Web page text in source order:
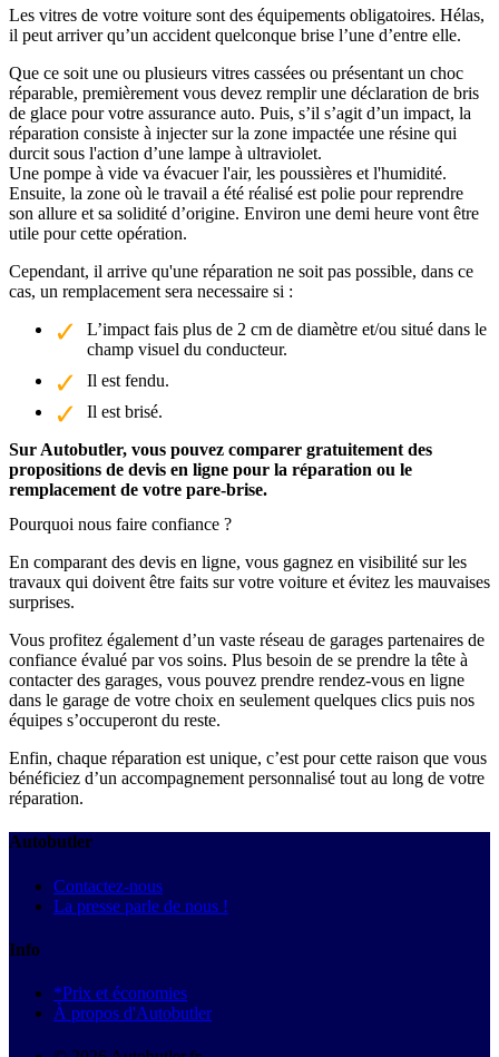
Les vitres de votre voiture sont des équipements obligatoires. Hélas,
il peut arriver qu’un accident quelconque brise l’une d’entre elle.
Que ce soit une ou plusieurs vitres cassées ou présentant un choc
réparable, premièrement vous devez remplir une déclaration de bris
de glace pour votre assurance auto. Puis, s’il s’agit d’un impact, la
réparation consiste à injecter sur la zone impactée une résine qui
durcit sous l'action d’une lampe à ultraviolet.
Une pompe à vide va évacuer l'air, les poussières et l'humidité.
Ensuite, la zone où le travail a été réalisé est polie pour reprendre
son allure et sa solidité d’origine. Environ une demi heure vont être
utile pour cette opération.
Cependant, il arrive qu'une réparation ne soit pas possible, dans ce
cas, un remplacement sera necessaire si :
L’impact fais plus de 2 cm de diamètre et/ou situé dans le
champ visuel du conducteur.
Il est fendu.
Il est brisé.
Sur Autobutler, vous pouvez comparer gratuitement des
propositions de devis en ligne pour la réparation ou le
remplacement de votre pare-brise.
Pourquoi nous faire confiance ?
En comparant des devis en ligne, vous gagnez en visibilité sur les
travaux qui doivent être faits sur votre voiture et évitez les mauvaises
surprises.
Vous profitez également d’un vaste réseau de garages partenaires de
confiance évalué par vos soins. Plus besoin de se prendre la tête à
contacter des garages, vous pouvez prendre rendez-vous en ligne
dans le garage de votre choix en seulement quelques clics puis nos
équipes s’occuperont du reste.
Enfin, chaque réparation est unique, c’est pour cette raison que vous
bénéficiez d’un accompagnement personnalisé tout au long de votre
réparation.
Autobutler
Contactez-nous
La presse parle de nous !
Info
*Prix et économies
À propos d'Autobutler